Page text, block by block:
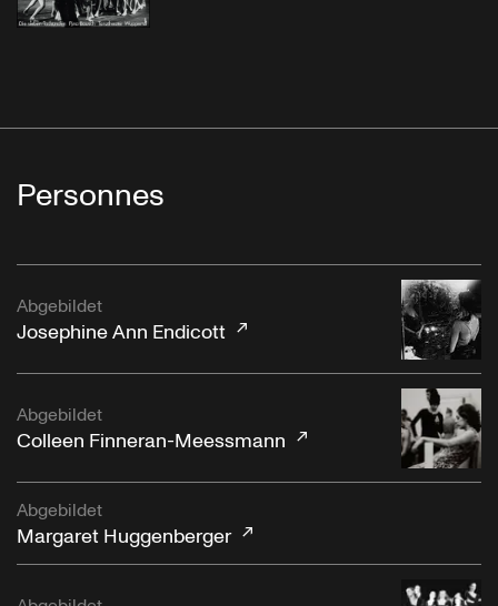
Personnes
Abgebildet
Josephine Ann Endicott
Abgebildet
Colleen Finneran-Meessmann
Abgebildet
Margaret Huggenberger